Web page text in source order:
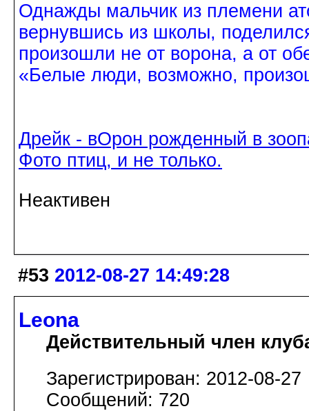
Однажды мальчик из племени
вернувшись из школы,
произошли не от ворона, а от
«Белые люди, возможно,
Дрейк - вОрон рожденный в
Фото птиц, и не только.
Неактивен
#53 2012-08-27 14:49:28
Leona
Действительный член
Зарегистрирован: 2012-08-27
Сообщений: 720